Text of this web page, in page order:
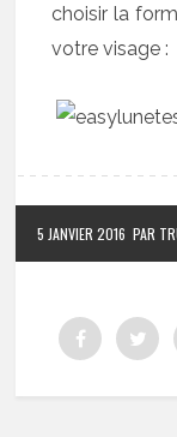
choisir la
votre visage :
5 JANVIER 2016 PAR